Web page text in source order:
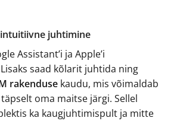
juhtimine
Assistant’i ja Apple’i
saad kõlarit juhtida ning
rakenduse kaudu, mis võimaldab
oma maitse järgi. Sellel
ka kaugjuhtimispult ja mitte